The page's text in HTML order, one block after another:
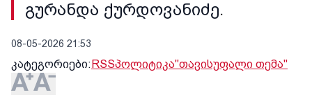
გურანდა ქურდოვანიძე.
08-05-2026 21:53
კატეგორიები:RSSპოლიტიკა"თავისუფალი თემა"